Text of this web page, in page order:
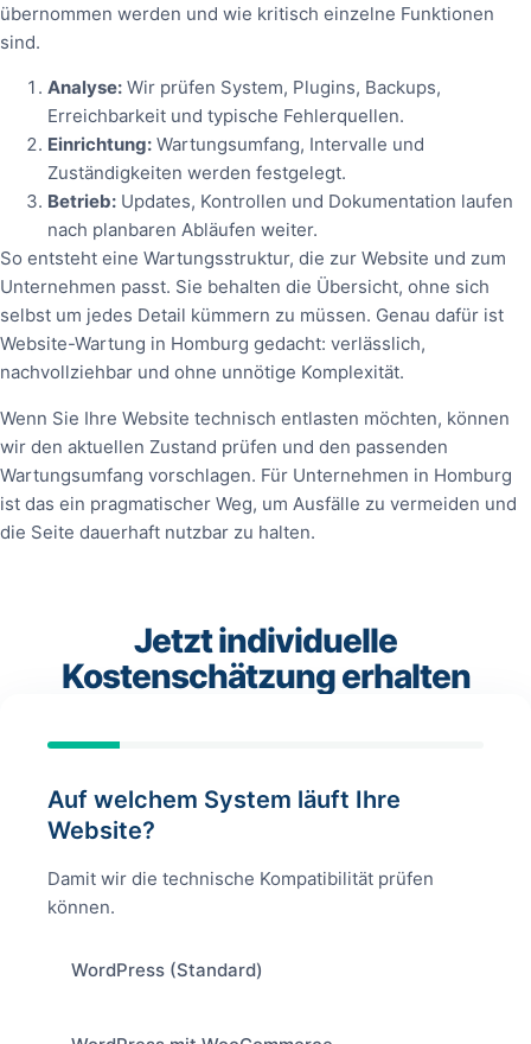
übernommen werden und wie kritisch einzelne Funktionen
sind.
Analyse: Wir prüfen System, Plugins, Backups,
Erreichbarkeit und typische Fehlerquellen.
Einrichtung: Wartungsumfang, Intervalle und
Zuständigkeiten werden festgelegt.
Betrieb: Updates, Kontrollen und Dokumentation laufen
nach planbaren Abläufen weiter.
So entsteht eine Wartungsstruktur, die zur Website und zum
Unternehmen passt. Sie behalten die Übersicht, ohne sich
selbst um jedes Detail kümmern zu müssen. Genau dafür ist
Website-Wartung in Homburg gedacht: verlässlich,
nachvollziehbar und ohne unnötige Komplexität.
Wenn Sie Ihre Website technisch entlasten möchten, können
wir den aktuellen Zustand prüfen und den passenden
Wartungsumfang vorschlagen. Für Unternehmen in Homburg
ist das ein pragmatischer Weg, um Ausfälle zu vermeiden und
die Seite dauerhaft nutzbar zu halten.
Jetzt individuelle
Kostenschätzung erhalten
Auf welchem System läuft Ihre
Website?
Damit wir die technische Kompatibilität prüfen
können.
WordPress (Standard)